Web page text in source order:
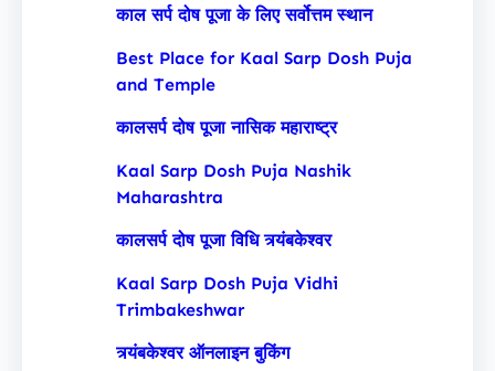
काल सर्प दोष पूजा के लिए सर्वोत्तम स्थान
Best Place for Kaal Sarp Dosh Puja
and Temple
कालसर्प दोष पूजा नासिक महाराष्ट्र
Kaal Sarp Dosh Puja Nashik
Maharashtra
कालसर्प दोष पूजा विधि त्र्यंबकेश्वर
Kaal Sarp Dosh Puja Vidhi
Trimbakeshwar
त्र्यंबकेश्वर ऑनलाइन बुकिंग